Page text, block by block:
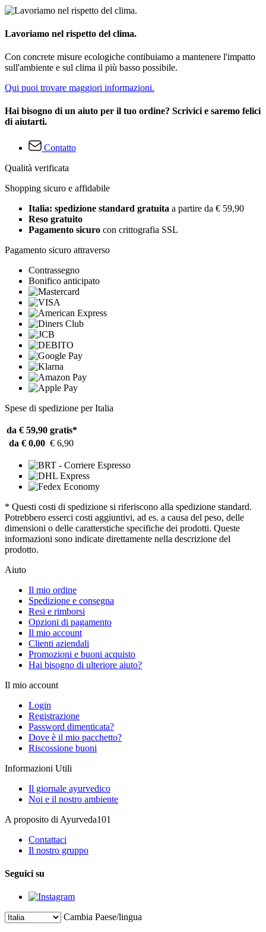
Lavoriamo nel rispetto del clima.
Con concrete misure ecologiche contibuiamo a mantenere l'impatto
sull'ambiente e sul clima il più basso possibile.
Qui puoi trovare maggiori informazioni.
Hai bisogno di un aiuto per il tuo ordine? Scrivici e saremo felici
di aiutarti.
Contatto
Qualità verificata
Shopping sicuro e affidabile
Italia: spedizione standard gratuita a partire da € 59,90
Reso gratuito
Pagamento sicuro con crittografia SSL
Pagamento sicuro attraverso
Contrassegno
Bonifico anticipato
Spese di spedizione per Italia
da € 59,90 gratis*
da € 0,00 € 6,90
* Questi costi di spedizione si riferiscono alla spedizione standard.
Potrebbero esserci costi aggiuntivi, ad es. a causa del peso, delle
dimensioni o delle caratterstiche specifiche dei prodotti. Queste
informazioni sono indicate direttamente nella descrizione del
prodotto.
Aiuto
Il mio ordine
Spedizione e consegna
Resi e rimborsi
Opzioni di pagamento
Il mio account
Clienti aziendali
Promozioni e buoni acquisto
Hai bisogno di ulteriore aiuto?
Il mio account
Login
Registrazione
Password dimenticata?
Dove è il mio pacchetto?
Riscossione buoni
Informazioni Utili
Il giornale ayurvedico
Noi e il nostro ambiente
A proposito di Ayurveda101
Contattaci
Il nostro gruppo
Seguici su
Cambia Paese/lingua